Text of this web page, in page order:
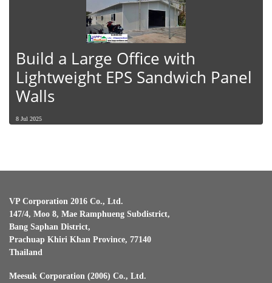
Build a Large Office with
Lightweight EPS Sandwich Panel
Walls
8 Jul 2025
VP Corporation 2016 Co., Ltd.
147/4, Moo 8, Mae Ramphueng Subdistrict,
Bang Saphan District,
Prachuap Khiri Khan Province, 77140
Thailand
Meesuk Corporation (2006) Co., Ltd.